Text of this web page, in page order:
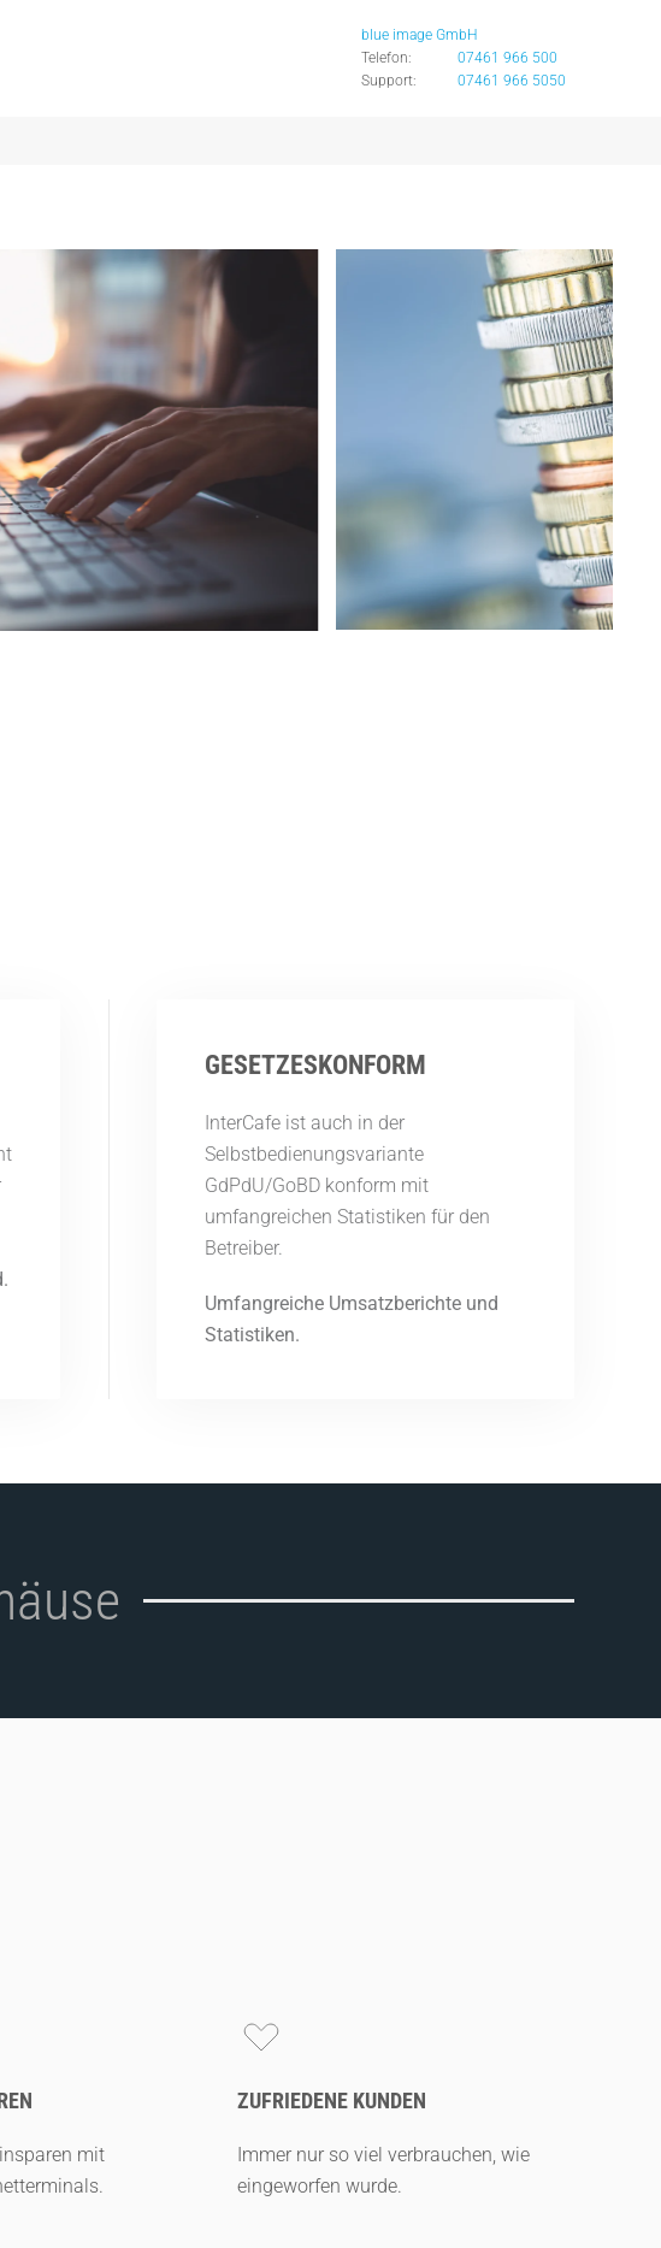
blue image GmbH
Telefon:
07461 966 500
Support:
07461 966 5050
GESETZESKONFORM
InterCafe ist auch in der
Selbstbedienungsvariante
GdPdU/GoBD konform mit
umfangreichen Statistiken für den
Betreiber.
Umfangreiche Umsatzberichte und
Statistiken.
mit
ZUFRIEDENE KUNDEN
Immer nur so viel verbrauchen, wie
eingeworfen wurde.